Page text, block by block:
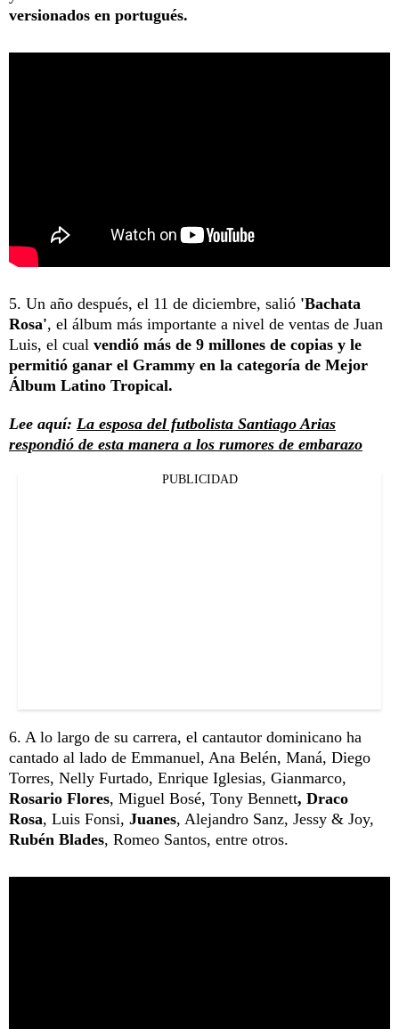
versionados en portugués.
5. Un año después, el 11 de diciembre, salió 'Bachata
Rosa', el álbum más importante a nivel de ventas de Juan
Luis, el cual vendió más de 9 millones de copias y le
permitió ganar el Grammy en la categoría de Mejor
Álbum Latino Tropical.
Lee aquí: La esposa del futbolista Santiago Arias
respondió de esta manera a los rumores de embarazo
PUBLICIDAD
6. A lo largo de su carrera, el cantautor dominicano ha
cantado al lado de Emmanuel, Ana Belén, Maná, Diego
Torres, Nelly Furtado, Enrique Iglesias, Gianmarco,
Rosario Flores, Miguel Bosé, Tony Bennett, Draco
Rosa, Luis Fonsi, Juanes, Alejandro Sanz, Jessy & Joy,
Rubén Blades, Romeo Santos, entre otros.